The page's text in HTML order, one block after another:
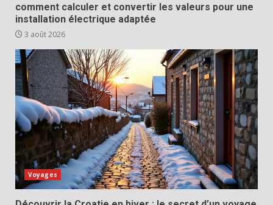
comment calculer et convertir les valeurs pour une
installation électrique adaptée
3 août 2026
Voyages